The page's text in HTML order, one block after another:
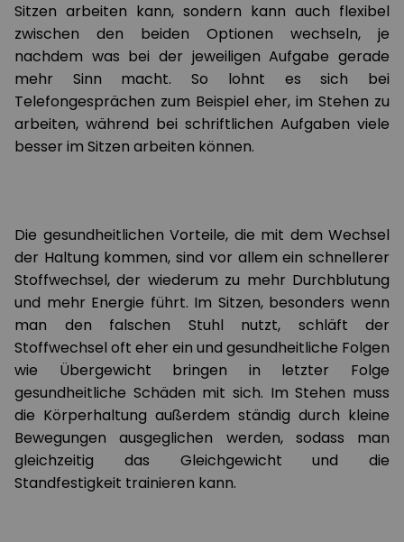
Sitzen arbeiten kann, sondern kann auch flexibel
zwischen den beiden Optionen wechseln, je
nachdem was bei der jeweiligen Aufgabe gerade
mehr Sinn macht. So lohnt es sich bei
Telefongesprächen zum Beispiel eher, im Stehen zu
arbeiten, während bei schriftlichen Aufgaben viele
besser im Sitzen arbeiten können.
Die gesundheitlichen Vorteile, die mit dem Wechsel
der Haltung kommen, sind vor allem ein schnellerer
Stoffwechsel, der wiederum zu mehr Durchblutung
und mehr Energie führt. Im Sitzen, besonders wenn
man den falschen Stuhl nutzt, schläft der
Stoffwechsel oft eher ein und gesundheitliche Folgen
wie Übergewicht bringen in letzter Folge
gesundheitliche Schäden mit sich. Im Stehen muss
die Körperhaltung außerdem ständig durch kleine
Bewegungen ausgeglichen werden, sodass man
gleichzeitig das Gleichgewicht und die
Standfestigkeit trainieren kann.